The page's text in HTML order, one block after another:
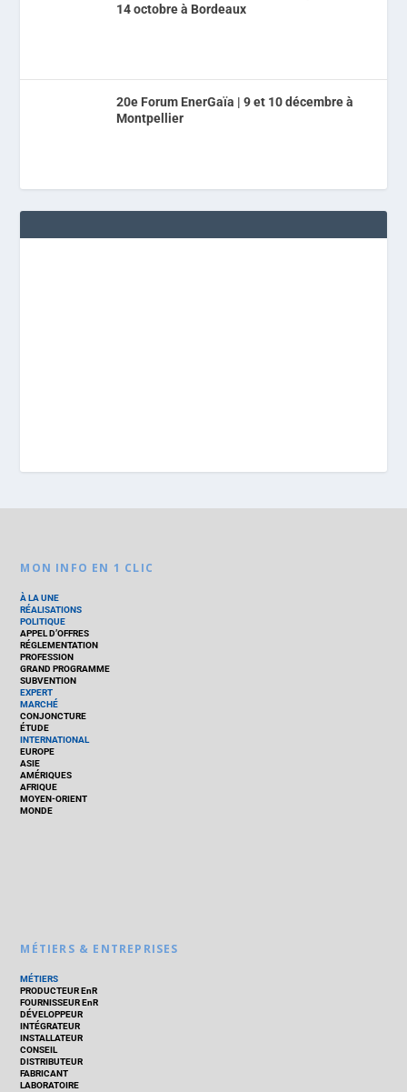
14 octobre à Bordeaux
20e Forum EnerGaïa | 9 et 10 décembre à
Montpellier
MON INFO EN 1 CLIC
À LA UNE
RÉALISATIONS
POLITIQUE
APPEL D’OFFRES
RÉGLEMENTATION
PROFESSION
GRAND PROGRAMME
SUBVENTION
EXPERT
MARCHÉ
CONJONCTURE
ÉTUDE
INTERNATIONAL
EUROPE
ASIE
AMÉRIQUES
AFRIQUE
MOYEN-ORIENT
MONDE
MÉTIERS & ENTREPRISES
MÉTIERS
PRODUCTEUR EnR
FOURNISSEUR EnR
DÉVELOPPEUR
INTÉGRATEUR
INSTALLATEUR
CONSEIL
DISTRIBUTEUR
FABRICANT
LABORATOIRE